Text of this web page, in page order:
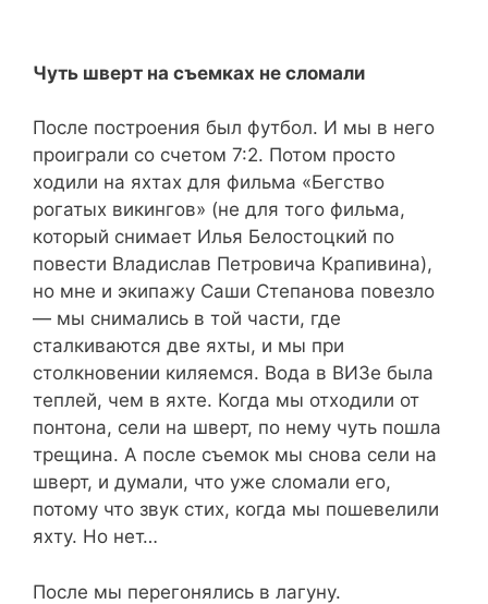
Чуть шверт на съемках не сломали
После построения был футбол. И мы в него
проиграли со счетом 7:2. Потом просто
ходили на яхтах для фильма «Бегство
рогатых викингов» (не для того фильма,
который снимает Илья Белостоцкий по
повести Владислав Петровича Крапивина),
но мне и экипажу Саши Степанова повезло
— мы снимались в той части, где
сталкиваются две яхты, и мы при
столкновении киляемся. Вода в ВИЗе была
теплей, чем в яхте. Когда мы отходили от
понтона, сели на шверт, по нему чуть пошла
трещина. А после съемок мы снова сели на
шверт, и думали, что уже сломали его,
потому что звук стих, когда мы пошевелили
яхту. Но нет…
После мы перегонялись в лагуну.